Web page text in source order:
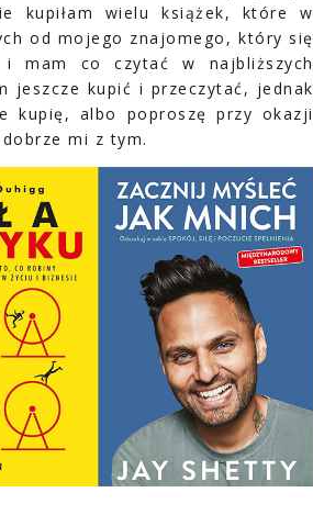
kupiłam wielu książek, które w
od mojego znajomego, który się
i mam co czytać w najbliższych
jeszcze kupić i przeczytać, jednak
kupię, albo poproszę przy okazji
mi z tym.